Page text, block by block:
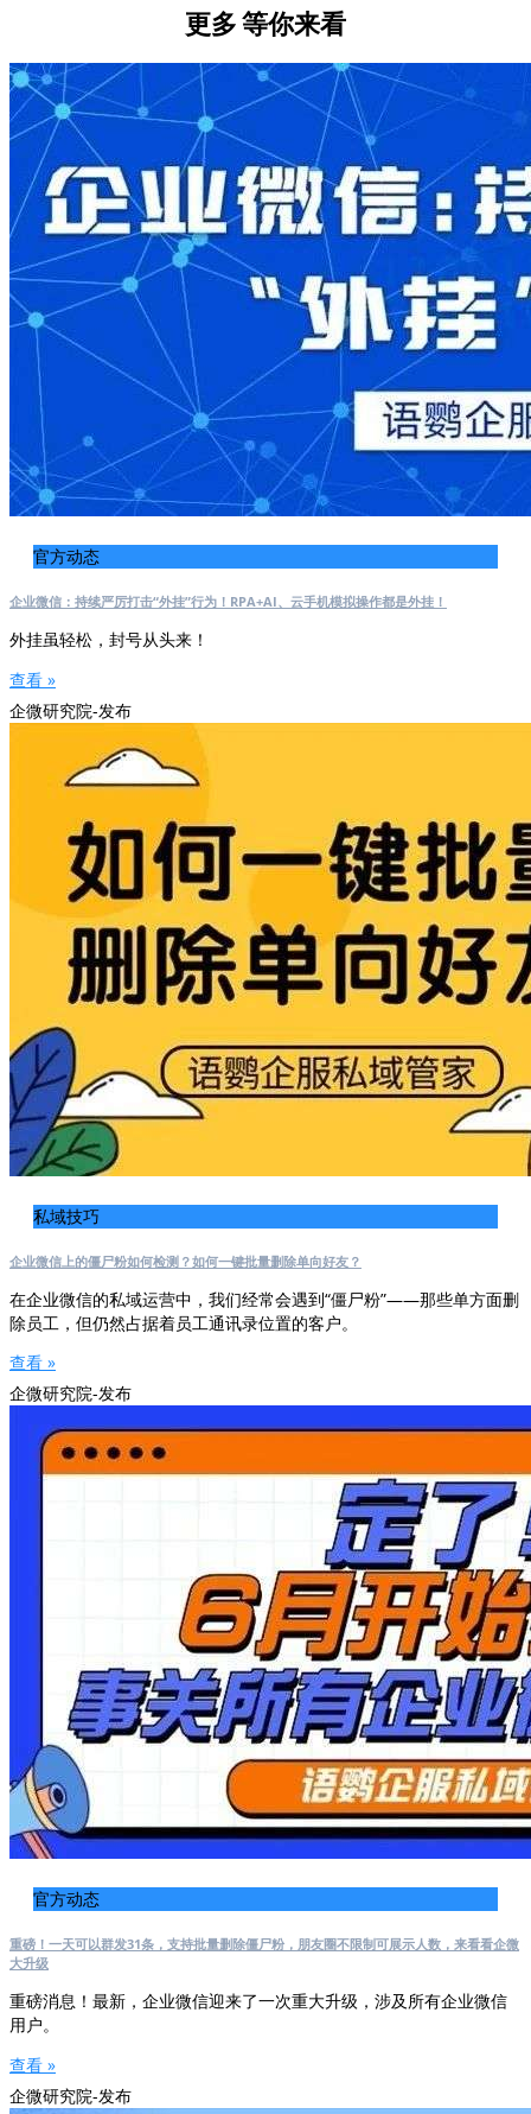
更多等你来看
官方动态
企业微信：持续严厉打击“外挂”行为！RPA+AI、云手机模拟操作都是外挂！
外挂虽轻松，封号从头来！
查看 »
企微研究院-发布
私域技巧
企业微信上的僵尸粉如何检测？如何一键批量删除单向好友？
在企业微信的私域运营中，我们经常会遇到“僵尸粉”——那些单方面删
除员工，但仍然占据着员工通讯录位置的客户。
查看 »
企微研究院-发布
官方动态
重磅！一天可以群发31条，支持批量删除僵尸粉，朋友圈不限制可展示人数，来看看企微
大升级
重磅消息！最新，企业微信迎来了一次重大升级，涉及所有企业微信
用户。
查看 »
企微研究院-发布